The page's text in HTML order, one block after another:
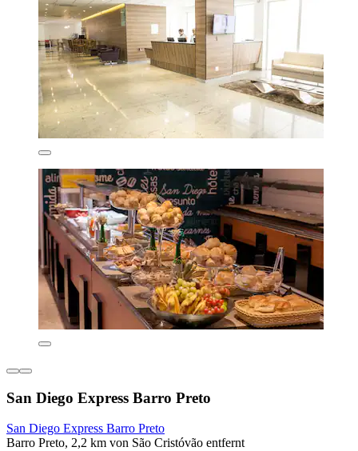
San Diego Express Barro Preto
San Diego Express Barro Preto
Barro Preto, 2,2 km von São Cristóvão entfernt